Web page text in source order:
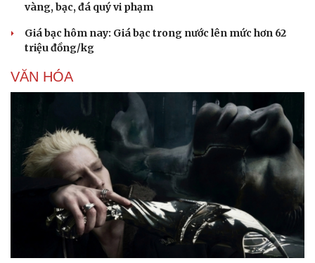
vàng, bạc, đá quý vi phạm
Giá bạc hôm nay: Giá bạc trong nước lên mức hơn 62
triệu đồng/kg
VĂN HÓA